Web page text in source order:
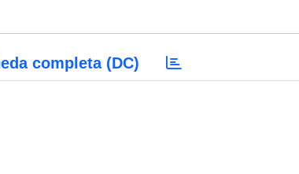
completa (DC)